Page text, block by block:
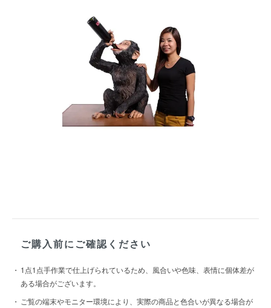
ご購入前にご確認ください
1点1点手作業で仕上げられているため、風合いや色味、表情に個体差が
ある場合がございます。
ご覧の端末やモニター環境により、実際の商品と色合いが異なる場合が